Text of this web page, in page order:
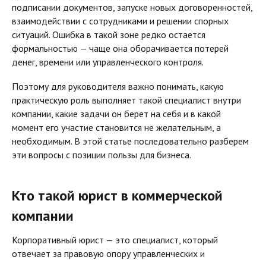
подписании документов, запуске новых договоренностей,
взаимодействии с сотрудниками и решении спорных
ситуаций. Ошибка в такой зоне редко остается
формальностью — чаще она оборачивается потерей
денег, времени или управленческого контроля.
Поэтому для руководителя важно понимать, какую
практическую роль выполняет такой специалист внутри
компании, какие задачи он берет на себя и в какой
момент его участие становится не желательным, а
необходимым. В этой статье последовательно разберем
эти вопросы с позиции пользы для бизнеса.
Кто такой юрист в коммерческой
компании
Корпоративный юрист — это специалист, который
отвечает за правовую опору управленческих и